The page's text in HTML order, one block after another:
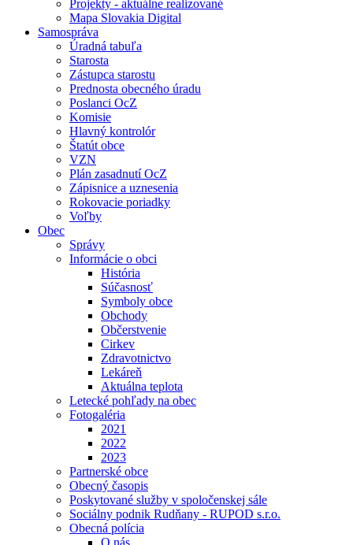
Projekty - aktuálne realizované
Mapa Slovakia Digital
Samospráva
Úradná tabuľa
Starosta
Zástupca starostu
Prednosta obecného úradu
Poslanci OcZ
Komisie
Hlavný kontrolór
Štatút obce
VZN
Plán zasadnutí OcZ
Zápisnice a uznesenia
Rokovacie poriadky
Voľby
Obec
Správy
Informácie o obci
História
Súčasnosť
Symboly obce
Obchody
Občerstvenie
Cirkev
Zdravotnictvo
Lekáreň
Aktuálna teplota
Letecké pohľady na obec
Fotogaléria
2021
2022
2023
Partnerské obce
Obecný časopis
Poskytované služby v spoločenskej sále
Sociálny podnik Rudňany - RUPOD s.r.o.
Obecná polícia
O nás